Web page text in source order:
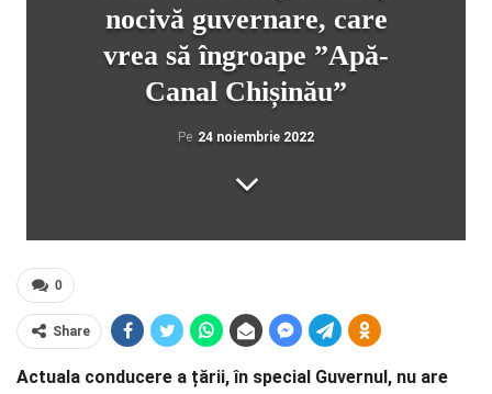
nocivă guvernare, care
vrea să îngroape ”Apă-
Canal Chișinău”
Pe 24 noiembrie 2022
0
Share
Actuala conducere a țării, în special Guvernul, nu are